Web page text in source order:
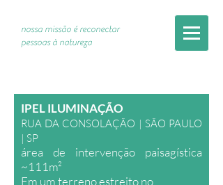
nossa missão é reconectar
pessoas à natureza
IPEL ILUMINAÇÃO
RUA DA CONSOLAÇÃO | SÃO PAULO
| SP
área de intervenção paisagística
~111m²
Em um terreno estreito no